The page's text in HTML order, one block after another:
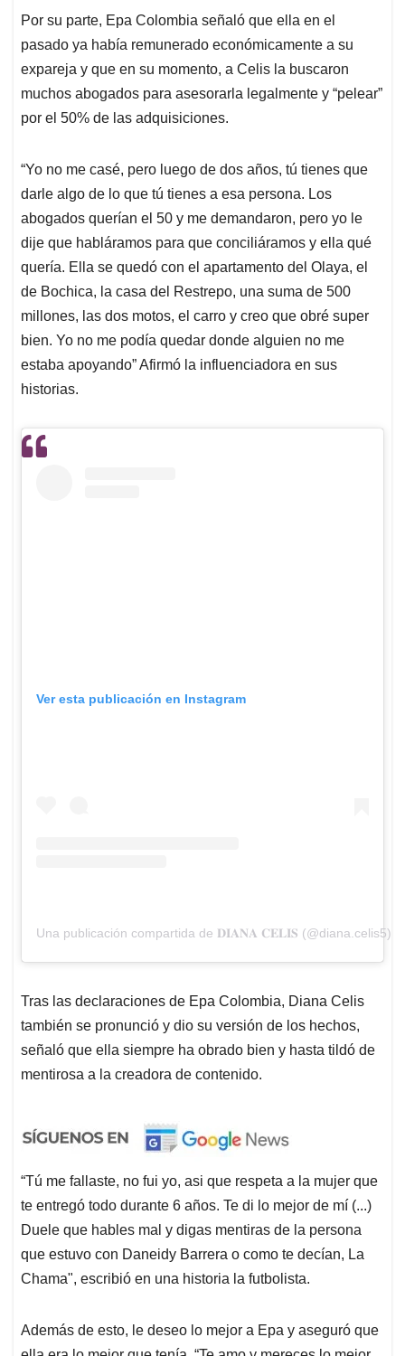
Por su parte, Epa Colombia señaló que ella en el
pasado ya había remunerado económicamente a su
expareja y que en su momento, a Celis la buscaron
muchos abogados para asesorarla legalmente y “pelear”
por el 50% de las adquisiciones.
“Yo no me casé, pero luego de dos años, tú tienes que
darle algo de lo que tú tienes a esa persona. Los
abogados querían el 50 y me demandaron, pero yo le
dije que habláramos para que conciliáramos y ella qué
quería. Ella se quedó con el apartamento del Olaya, el
de Bochica, la casa del Restrepo, una suma de 500
millones, las dos motos, el carro y creo que obré super
bien. Yo no me podía quedar donde alguien no me
estaba apoyando” Afirmó la influenciadora en sus
historias.
Ver esta publicación en Instagram
Una publicación compartida de 𝐃𝐈𝐀𝐍𝐀 𝐂𝐄𝐋𝐈𝐒 (@diana.celis5)
Tras las declaraciones de Epa Colombia, Diana Celis
también se pronunció y dio su versión de los hechos,
señaló que ella siempre ha obrado bien y hasta tildó de
mentirosa a la creadora de contenido.
“Tú me fallaste, no fui yo, asi que respeta a la mujer que
te entregó todo durante 6 años. Te di lo mejor de mí (...)
Duele que hables mal y digas mentiras de la persona
que estuvo con Daneidy Barrera o como te decían, La
Chama", escribió en una historia la futbolista.
Además de esto, le deseo lo mejor a Epa y aseguró que